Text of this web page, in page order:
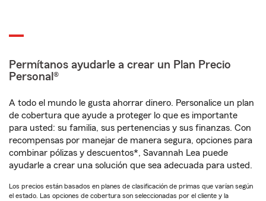
Permítanos ayudarle a crear un Plan Precio
Personal®
A todo el mundo le gusta ahorrar dinero. Personalice un plan
de cobertura que ayude a proteger lo que es importante
para usted: su familia, sus pertenencias y sus finanzas. Con
recompensas por manejar de manera segura, opciones para
combinar pólizas y descuentos*, Savannah Lea puede
ayudarle a crear una solución que sea adecuada para usted.
Los precios están basados en planes de clasificación de primas que varían según
el estado. Las opciones de cobertura son seleccionadas por el cliente y la